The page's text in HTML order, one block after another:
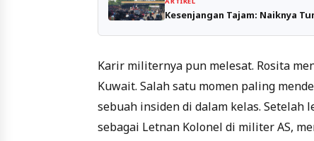
Kesenjangan Tajam: Naiknya
Karir militernya pun melesat. Rosita
Kuwait. Salah satu momen paling
sebuah insiden di dalam kelas.
sebagai Letnan Kolonel di militer AS,